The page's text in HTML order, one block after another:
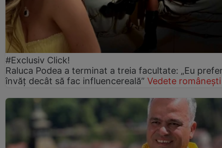
#Exclusiv Click!
Raluca Podea a terminat a treia facultate: „Eu
învăț decât să fac influencereală” Vedete românești